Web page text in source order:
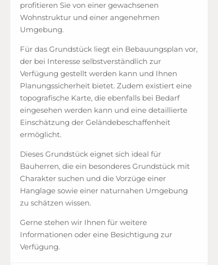
profitieren Sie von einer gewachsenen
Wohnstruktur und einer angenehmen
Umgebung.
Für das Grundstück liegt ein Bebauungsplan vor,
der bei Interesse selbstverständlich zur
Verfügung gestellt werden kann und Ihnen
Planungssicherheit bietet. Zudem existiert eine
topografische Karte, die ebenfalls bei Bedarf
eingesehen werden kann und eine detaillierte
Einschätzung der Geländebeschaffenheit
ermöglicht.
Dieses Grundstück eignet sich ideal für
Bauherren, die ein besonderes Grundstück mit
Charakter suchen und die Vorzüge einer
Hanglage sowie einer naturnahen Umgebung
zu schätzen wissen.
Gerne stehen wir Ihnen für weitere
Informationen oder eine Besichtigung zur
Verfügung.